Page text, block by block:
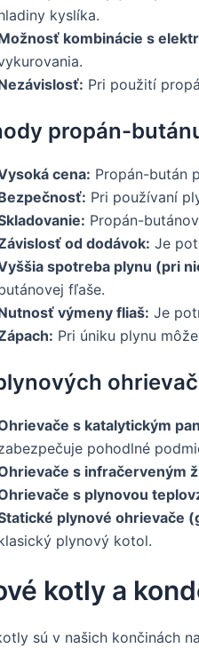
kyslíka.
kombinácie s
Pri použití
propán-
cena: Propán-bután
Pri používaní
Propán-
od dodávok: Je
spotreba plynu (pri
fľaše.
výmeny fliaš: Je
Pri úniku plynu
s katalytickým
pohodlné
s infračerveným
s plynovou
plynové ohrievače
plynový kotol.
kotly a
sú v našich končinách